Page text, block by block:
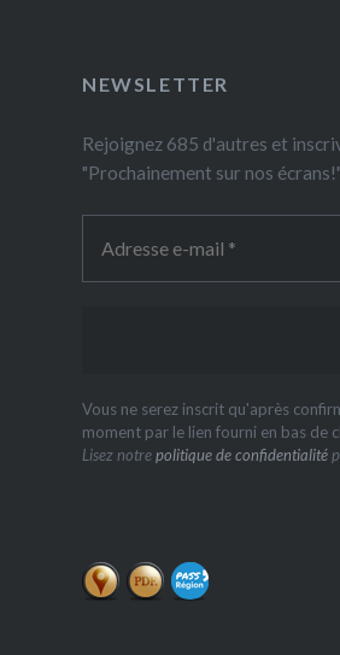
NEWSLETTER
Rejoignez 685 d'autres et
"Prochainement sur nos écrans!"
Vous ne serez inscrit qu'après
moment par le lien fourni en bas de
Lisez notrepolitique de confidentialité